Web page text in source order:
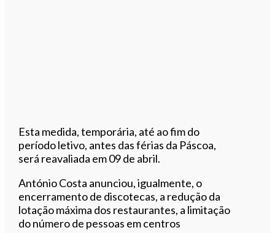
Esta medida, temporária, até ao fim do
período letivo, antes das férias da Páscoa,
será reavaliada em 09 de abril.
António Costa anunciou, igualmente, o
encerramento de discotecas, a redução da
lotação máxima dos restaurantes, a limitação
do número de pessoas em centros